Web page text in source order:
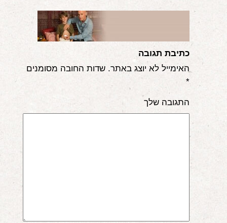
דלקות ונוזלים באוזניים
קשיים רגשיים, אתגרי התנהגות
במתנה!
כתיבת תגובה
האימייל לא יוצג באתר. שדות החובה מסומנים
*
התגובה שלך